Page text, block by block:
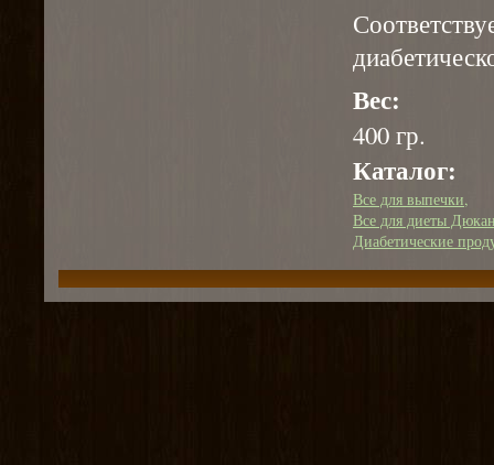
Вес:
400 гр.
Каталог:
Все для выпечки
Все для диеты
Диабетические